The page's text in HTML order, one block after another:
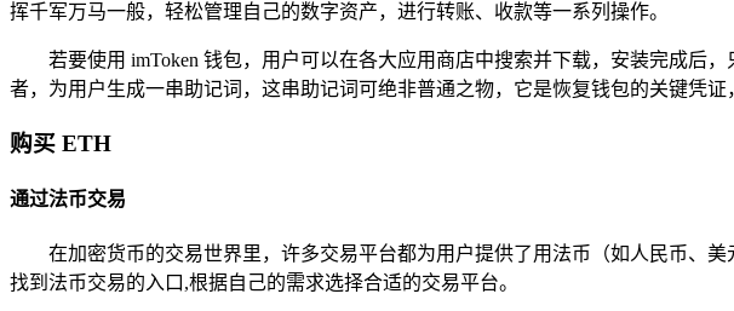
挥千军万马一般，轻松管理自己的数字资产，进行转账、收款等一系列操作。
若要使用 imToken 钱包，用户可以在各大应用商店中搜索并下载，安装完成后
者，为用户生成一串助记词，这串助记词可绝非普通之物，它是恢复钱包的关键凭
购买 ETH
通过法币交易
在加密货币的交易世界里，许多交易平台都为用户提供了用法币（如人民币、
找到法币交易的入口,根据自己的需求选择合适的交易平台。